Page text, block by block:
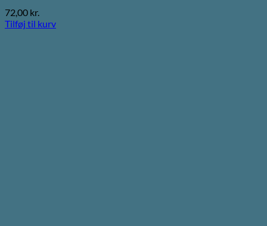
72,00 kr.
Tilføj til kurv